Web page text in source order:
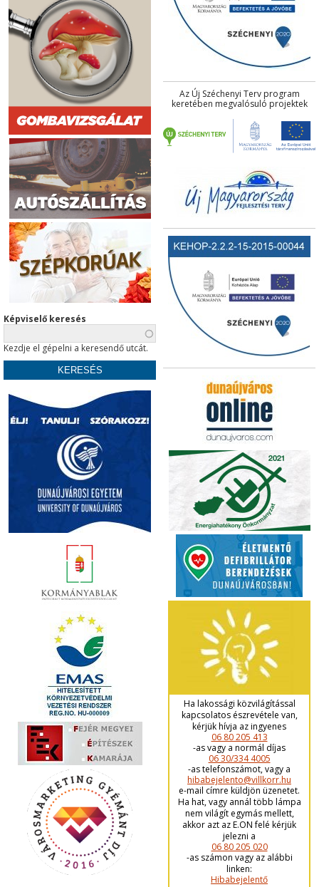
Képviselő keresés
Kezdje el gépelni a keresendő utcát.
Az Új Széchenyi Terv program
keretében megvalósuló projektek
Ha lakossági közvilágítással
kapcsolatos észrevétele van,
kérjük hívja az ingyenes
06 80 205 413
-as vagy a normál díjas
06 30/334 4005
-as telefonszámot, vagy a
hibabejelento@villkorr.hu
e-mail címre küldjön üzenetet.
Ha hat, vagy annál több lámpa
nem világít egymás mellett,
akkor azt az E.ON felé kérjük
jelezni a
06 80 205 020
-as számon vagy az alábbi
linken:
Hibabejelentő